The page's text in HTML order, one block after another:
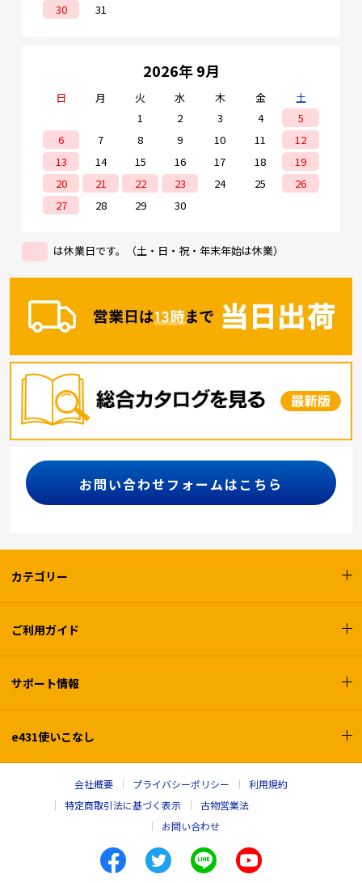
30
31
2026年 9月
日 月 火 水 木 金
土
1
2 3 4
5
6
7 8 9 10 11
12
13
14 15 16 17 18
19
20
21 22 23 24 25
26
27
28 29 30
は休業日です。（土・日・祝・年末年始は休業）
お問い合わせフォームはこちら
カテゴリー
ご利用ガイド
サポート情報
e431使いこなし
会社概要 プライバシーポリシー
利用規約
特定商取引法に基づく表示
古物営業法
お問い合わせ